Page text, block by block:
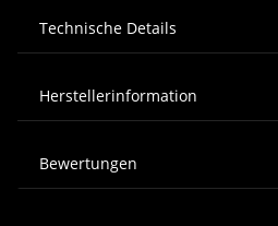
Technische Details
Herstellerinformation
Bewertungen